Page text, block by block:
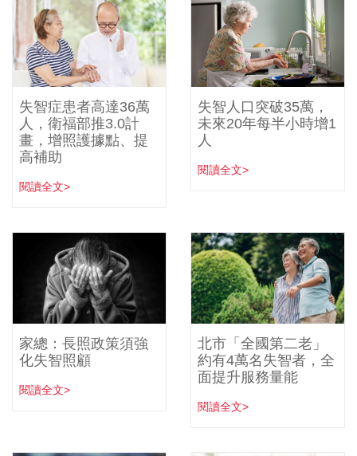
失智症患者高達36萬
人，衛福部推3.0計
畫，增照護據點、提
高補助
閱讀全文>
失智人口突破35萬，
未來20年每半小時增1
人
閱讀全文>
家總：長照政策須強
化失智照顧
閱讀全文>
北市「全國第二老」
約有4萬名失智者，全
面提升服務量能
閱讀全文>